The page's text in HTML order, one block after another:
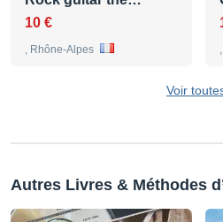
10 €
, Rhône-Alpes
Voir
Autres Livres & Méthodes